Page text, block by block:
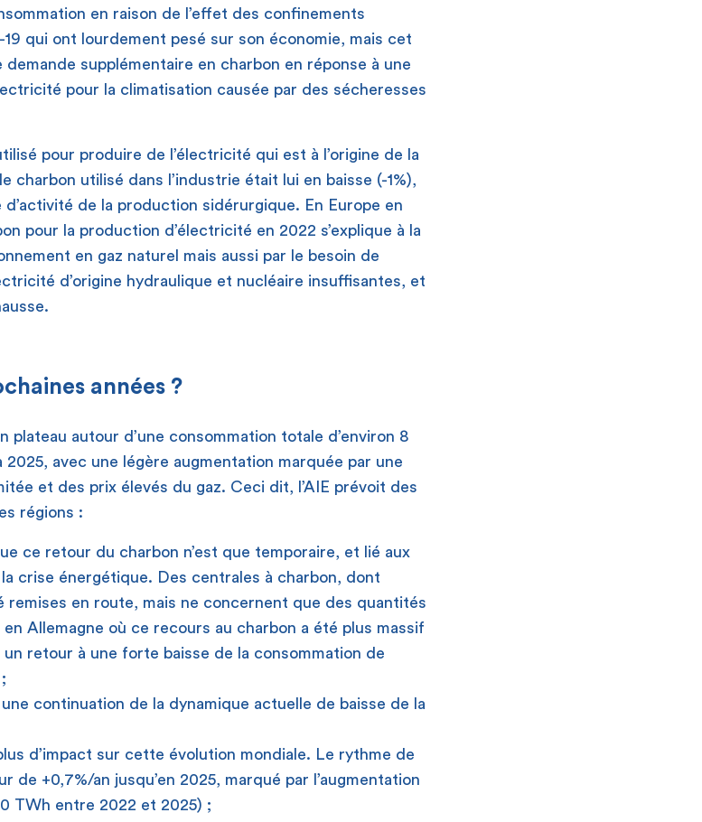
en raison de l’effet des confinements
qui ont lourdement pesé sur son économie, mais cet
supplémentaire en charbon en réponse à une
pour la climatisation causée par des sécheresses
pour produire de l’électricité qui est à l’origine de la
charbon utilisé dans l’industrie était lui en baisse (-1%),
de la production sidérurgique. En Europe en
pour la production d’électricité en 2022 s’explique à la
en gaz naturel mais aussi par le besoin de
d’origine hydraulique et nucléaire insuffisantes, et
années ?
plateau autour d’une consommation totale d’environ 8
avec une légère augmentation marquée par une
et des prix élevés du gaz. Ceci dit, l’AIE prévoit des
régions :
ce retour du charbon n’est que temporaire, et lié aux
crise énergétique. Des centrales à charbon, dont
remises en route, mais ne concernent que des quantités
Allemagne où ce recours au charbon a été plus massif
retour à une forte baisse de la consommation de
une continuation de la dynamique actuelle de baisse de la
d’impact sur cette évolution mondiale. Le rythme de
de +0,7%/an jusqu’en 2025, marqué par l’augmentation
TWh entre 2022 et 2025) ;